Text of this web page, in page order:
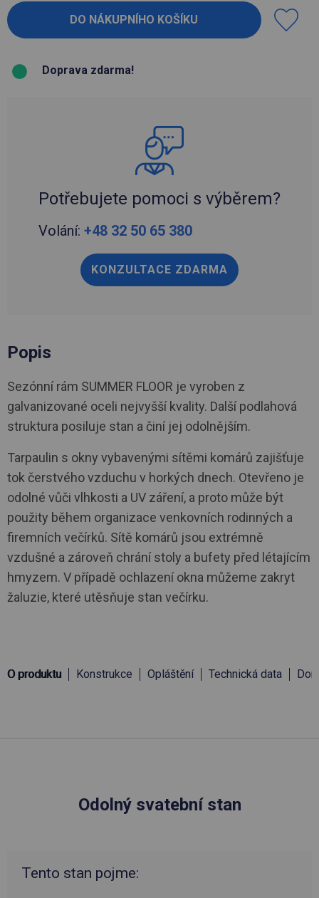
Doprava zdarma!
Potřebujete pomoci s výběrem?
Volání: +48 32 50 65 380
KONZULTACE ZDARMA
Popis
Sezónní rám SUMMER FLOOR je vyroben z
galvanizované oceli nejvyšší kvality. Další podlahová
struktura posiluje stan a činí jej odolnějším.
Tarpaulin s okny vybavenými sítěmi komárů zajišťuje
tok čerstvého vzduchu v horkých dnech. Otevřeno je
odolné vůči vlhkosti a UV záření, a proto může být
použity během organizace venkovních rodinných a
firemních večírků. Sítě komárů jsou extrémně
vzdušné a zároveň chrání stoly a bufety před létajícím
hmyzem. V případě ochlazení okna můžeme zakryt
žaluzie, které utěsňuje stan večírku.
O produktu Konstrukce Opláštění Technická data
Odolný svatební stan
Tento stan pojme: